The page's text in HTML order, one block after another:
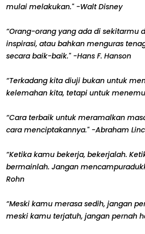
mulai melakukan." -Walt Disney
“Orang-orang yang ada di sekitarmu
inspirasi, atau bahkan menguras
secara baik-baik." -Hans F. Hanson
“Terkadang kita diuji bukan untuk
kelemahan kita, tetapi untuk
“Cara terbaik untuk meramalkan
cara menciptakannya." -Abraham
“Ketika kamu bekerja, bekerjalah.
bermainlah. Jangan
Rohn
“Meski kamu merasa sedih, jangan
meski kamu terjatuh, jangan pernah